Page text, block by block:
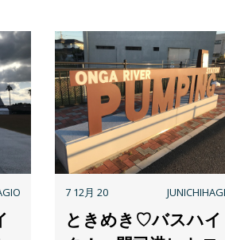
7 12月 20
ときめき♡バスハイ